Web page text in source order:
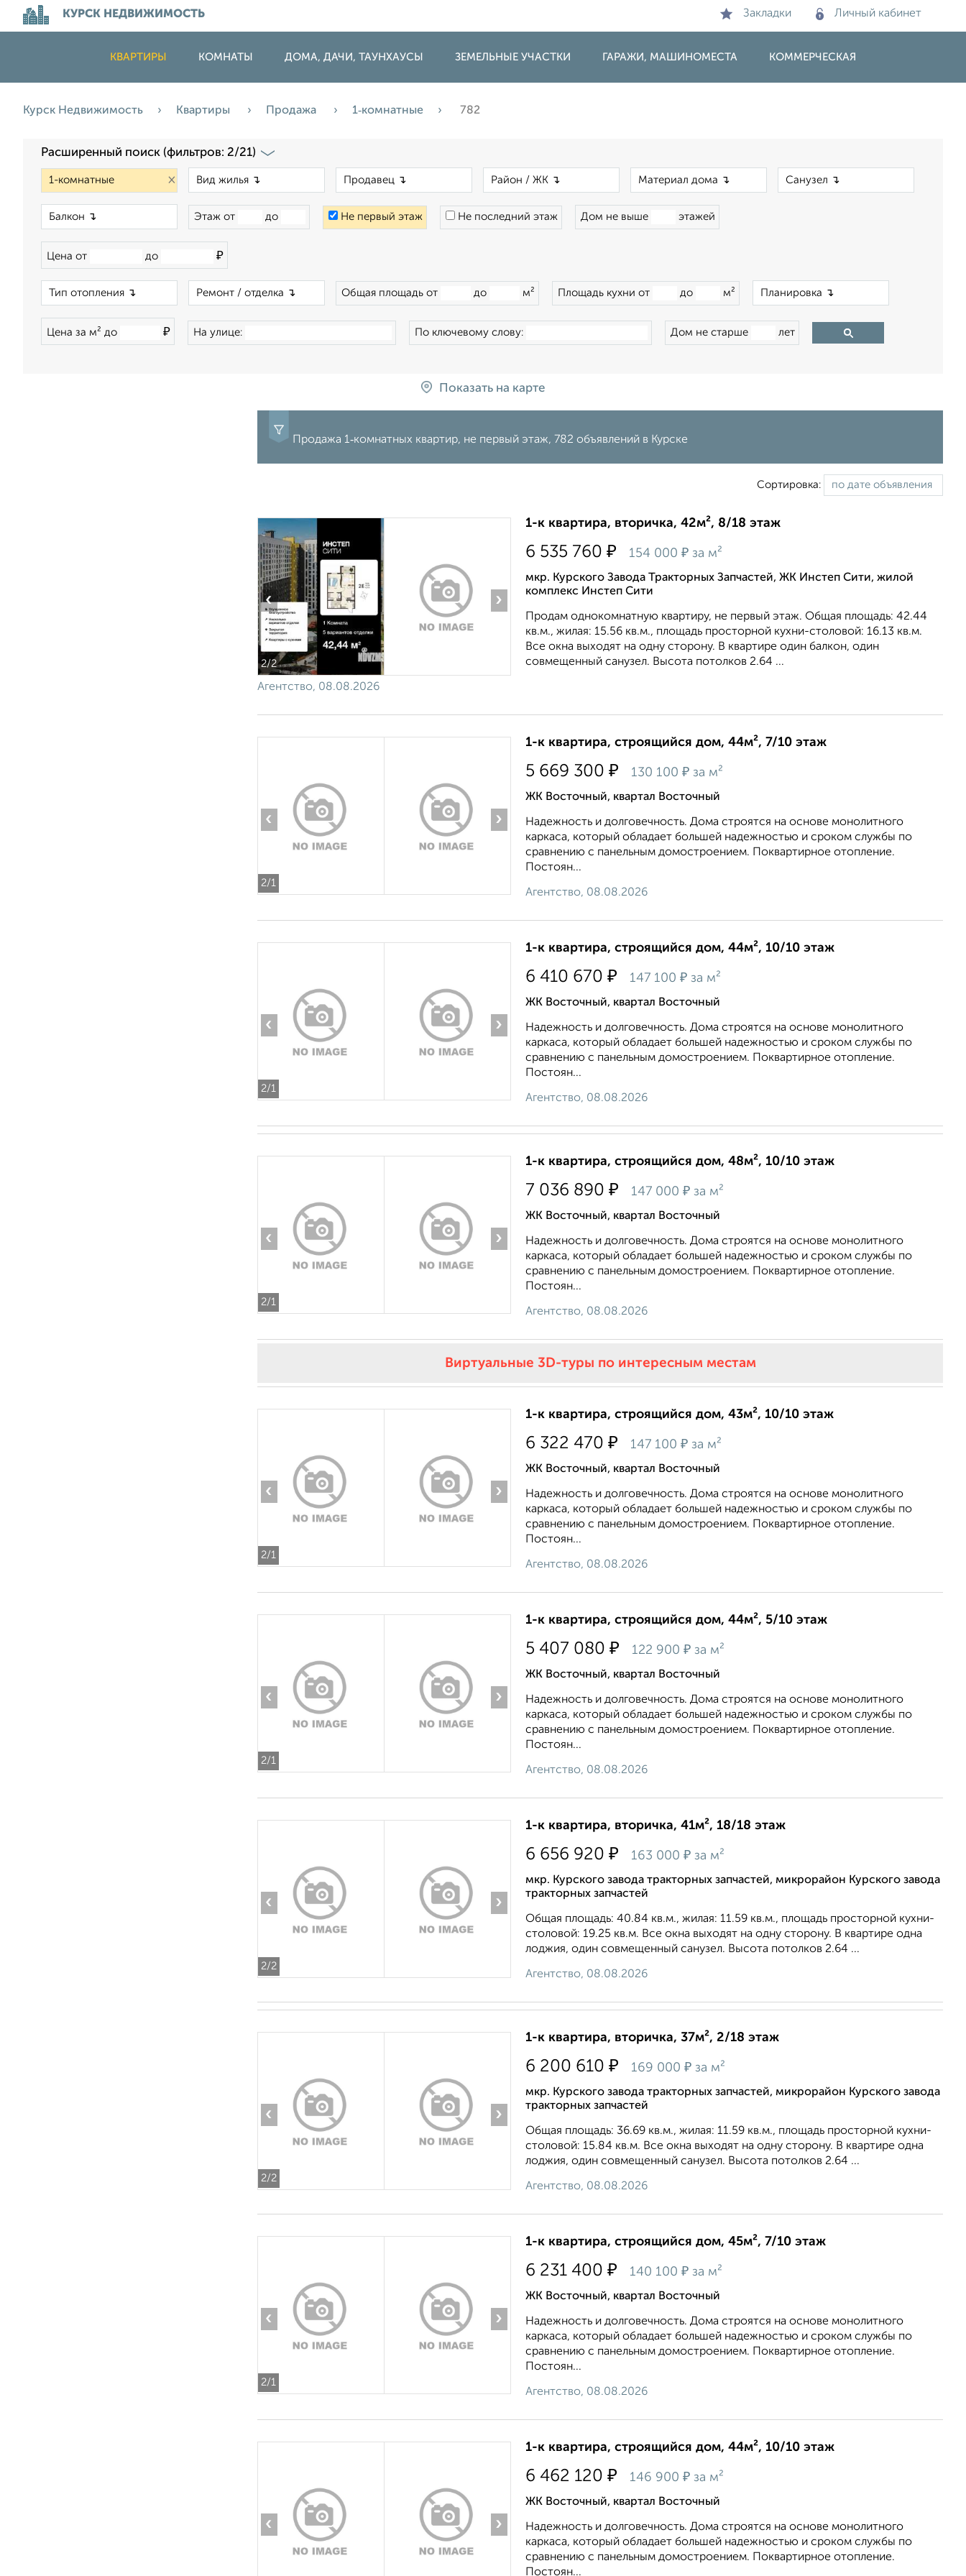
КУРСК НЕДВИЖИМОСТЬ Закладки Личный кабинет
КВАРТИРЫ КОМНАТЫ ДОМА, ДАЧИ, ТАУНХАУСЫ ЗЕМЕЛЬНЫЕ УЧАСТКИ ГАРАЖИ, МАШИНОМЕСТА КОММЕРЧЕСКАЯ
Курск Недвижимость Квартиры Продажа 1‑комнатные 782
Расширенный поиск (фильтров: 2/21)
×
Этаж от до Не первый этаж Не последний этаж Дом не выше этажей
Цена от до ₽
Общая площадь от до м² Площадь кухни от до м²
Цена за м² до ₽ На улице: По ключевому слову: Дом не старше лет
Показать на карте
Продажа 1‑комнатных квартир, не первый этаж, 782 объявлений в Курске
Сортировка:
2/2
‹ ›
1-к квартира, вторичка, 42м², 8/18 этаж
6 535 760 ₽ 154 000 ₽ за м²
мкр. Курского Завода Тракторных Запчастей, ЖК Инстеп Сити, жилой
комплекс Инстеп Сити
Продам однокомнатную квартиру, не первый этаж. Общая площадь: 42.44
кв.м., жилая: 15.56 кв.м., площадь просторной кухни-столовой: 16.13 кв.м.
Все окна выходят на одну сторону. В квартире один балкон, один
совмещенный санузел. Высота потолков 2.64 ...
Агентство, 08.08.2026
2/1
‹ ›
1-к квартира, строящийся дом, 44м², 7/10 этаж
5 669 300 ₽ 130 100 ₽ за м²
ЖК Восточный, квартал Восточный
Надежность и долговечность. Дома строятся на основе монолитного
каркаса, который обладает большей надежностью и сроком службы по
сравнению с панельным домостроением. Поквартирное отопление.
Постоян...
Агентство, 08.08.2026
2/1
‹ ›
1-к квартира, строящийся дом, 44м², 10/10 этаж
6 410 670 ₽ 147 100 ₽ за м²
ЖК Восточный, квартал Восточный
Надежность и долговечность. Дома строятся на основе монолитного
каркаса, который обладает большей надежностью и сроком службы по
сравнению с панельным домостроением. Поквартирное отопление.
Постоян...
Агентство, 08.08.2026
2/1
‹ ›
1-к квартира, строящийся дом, 48м², 10/10 этаж
7 036 890 ₽ 147 000 ₽ за м²
ЖК Восточный, квартал Восточный
Надежность и долговечность. Дома строятся на основе монолитного
каркаса, который обладает большей надежностью и сроком службы по
сравнению с панельным домостроением. Поквартирное отопление.
Постоян...
Агентство, 08.08.2026
Виртуальные 3D-туры по интересным местам
2/1
‹ ›
1-к квартира, строящийся дом, 43м², 10/10 этаж
6 322 470 ₽ 147 100 ₽ за м²
ЖК Восточный, квартал Восточный
Надежность и долговечность. Дома строятся на основе монолитного
каркаса, который обладает большей надежностью и сроком службы по
сравнению с панельным домостроением. Поквартирное отопление.
Постоян...
Агентство, 08.08.2026
2/1
‹ ›
1-к квартира, строящийся дом, 44м², 5/10 этаж
5 407 080 ₽ 122 900 ₽ за м²
ЖК Восточный, квартал Восточный
Надежность и долговечность. Дома строятся на основе монолитного
каркаса, который обладает большей надежностью и сроком службы по
сравнению с панельным домостроением. Поквартирное отопление.
Постоян...
Агентство, 08.08.2026
2/2
‹ ›
1-к квартира, вторичка, 41м², 18/18 этаж
6 656 920 ₽ 163 000 ₽ за м²
мкр. Курского завода тракторных запчастей, микрорайон Курского завода
тракторных запчастей
Общая площадь: 40.84 кв.м., жилая: 11.59 кв.м., площадь просторной кухни-
столовой: 19.25 кв.м. Все окна выходят на одну сторону. В квартире одна
лоджия, один совмещенный санузел. Высота потолков 2.64 ...
Агентство, 08.08.2026
2/2
‹ ›
1-к квартира, вторичка, 37м², 2/18 этаж
6 200 610 ₽ 169 000 ₽ за м²
мкр. Курского завода тракторных запчастей, микрорайон Курского завода
тракторных запчастей
Общая площадь: 36.69 кв.м., жилая: 11.59 кв.м., площадь просторной кухни-
столовой: 15.84 кв.м. Все окна выходят на одну сторону. В квартире одна
лоджия, один совмещенный санузел. Высота потолков 2.64 ...
Агентство, 08.08.2026
2/1
‹ ›
1-к квартира, строящийся дом, 45м², 7/10 этаж
6 231 400 ₽ 140 100 ₽ за м²
ЖК Восточный, квартал Восточный
Надежность и долговечность. Дома строятся на основе монолитного
каркаса, который обладает большей надежностью и сроком службы по
сравнению с панельным домостроением. Поквартирное отопление.
Постоян...
Агентство, 08.08.2026
‹ ›
1-к квартира, строящийся дом, 44м², 10/10 этаж
6 462 120 ₽ 146 900 ₽ за м²
ЖК Восточный, квартал Восточный
Надежность и долговечность. Дома строятся на основе монолитного
каркаса, который обладает большей надежностью и сроком службы по
сравнению с панельным домостроением. Поквартирное отопление.
Постоян...